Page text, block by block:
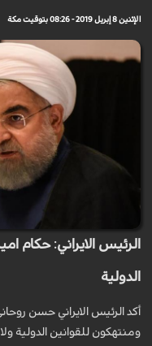
الإثنين 8 إبريل 2019 - 08:26 بتوقيت مكة
الرئيس الايراني: حكام
الدولية
أكد الرئیس الایراني حسن
ومنتهكون للقوانین الدولیة